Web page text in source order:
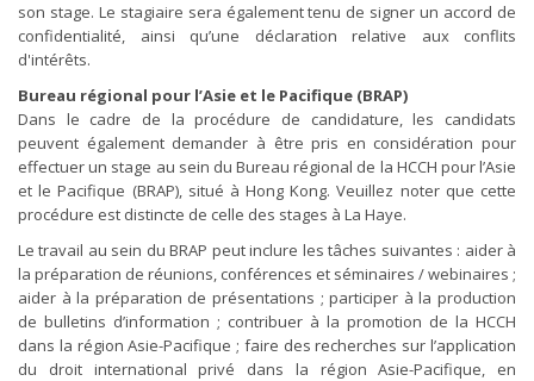
son stage. Le stagiaire sera également tenu de signer un accord de
confidentialité, ainsi qu’une déclaration relative aux conflits
d'intérêts.
Bureau régional pour l’Asie et le Pacifique (BRAP)
Dans le cadre de la procédure de candidature, les candidats
peuvent également demander à être pris en considération pour
effectuer un stage au sein du Bureau régional de la HCCH pour l’Asie
et le Pacifique (BRAP), situé à Hong Kong. Veuillez noter que cette
procédure est distincte de celle des stages à La Haye.
Le travail au sein du BRAP peut inclure les tâches suivantes : aider à
la préparation de réunions, conférences et séminaires / webinaires ;
aider à la préparation de présentations ; participer à la production
de bulletins d’information ; contribuer à la promotion de la HCCH
dans la région Asie-Pacifique ; faire des recherches sur l’application
du droit international privé dans la région Asie-Pacifique, en